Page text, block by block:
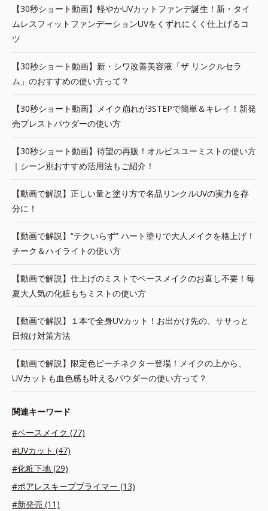
【30秒ショート動画】軽やかUVカットファンデ誕生！新・タイ
ムレスフィットファンデーションUVをくずれにくく仕上げるコ
ツ
【30秒ショート動画】新・シワ改善美容液「ザ リンクルセラ
ム」のおすすめの使い方って？
【30秒ショート動画】メイク崩れが3STEPで簡単＆キレイ！新発
売プレストパウダーの使い方
【30秒ショート動画】待望の再販！オルビスユーミストの使い方
｜シーン別おすすめ活用法もご紹介！
【動画で解説】正しい量と塗り方で名品リンクルUVの実力を存
分に！
【動画で解説】“テクいらず” ハート塗りで大人メイクを格上げ！
チーク＆ハイライトの使い方
【動画で解説】仕上げのミストでベースメイクのお直し不要！毎
夏大人気の化粧もちミストの使い方
【動画で解説】１本で全身UVカット！お出かけ先の、ササっと
日焼け対策方法
【動画で解説】限定色ピーチネクター登場！メイクの上から、
UVカットも血色感も叶えるパウダーの使い方って？
関連キーワード
#ベースメイク (77)
#UVカット (47)
#化粧下地 (29)
#ポアレスキーププライマー (13)
#新発売 (11)